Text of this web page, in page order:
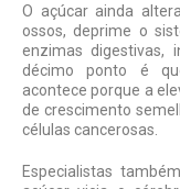
O açúcar ainda
ossos, deprime o
enzimas digestivas,
décimo ponto é
acontece porque a
de crescimento
células cancerosas.
Especialistas